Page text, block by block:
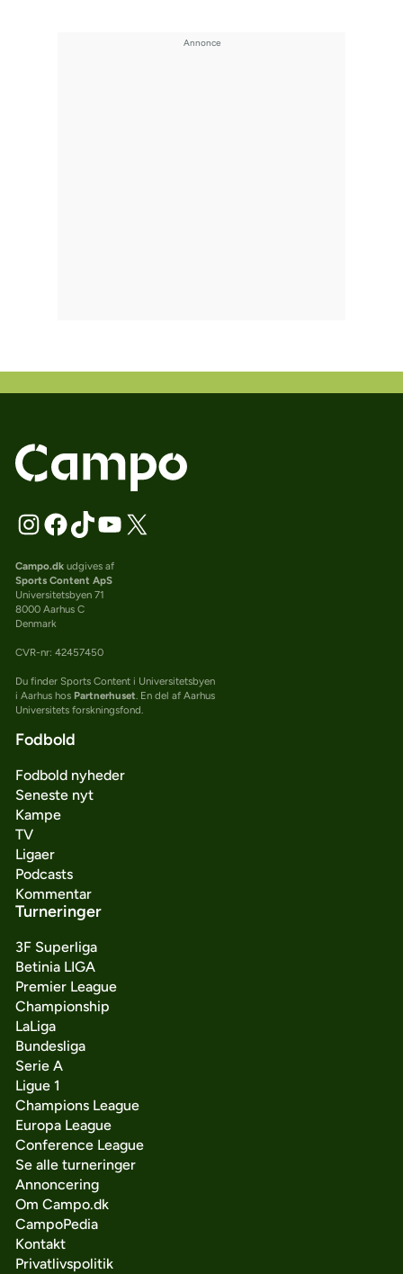
Campo.dkudgives af
Sports Content ApS
Universitetsbyen 71
8000 Aarhus C
Denmark
CVR-nr: 42457450
Du finder Sports Content i Universitetsbyen
i Aarhus hos Partnerhuset. En del af Aarhus
Universitets forskningsfond.
Fodbold
Fodbold nyheder
Seneste nyt
Kampe
TV
Ligaer
Podcasts
Kommentar
Turneringer
3F Superliga
Betinia LIGA
Premier League
Championship
LaLiga
Bundesliga
Serie A
Ligue 1
Champions League
Europa League
Conference League
Se alle turneringer
Annoncering
Om Campo.dk
CampoPedia
Kontakt
Privatlivspolitik